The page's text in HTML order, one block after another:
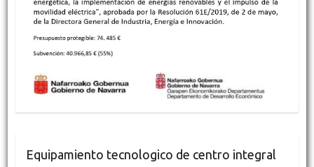
Equipamiento tecnologico de centro integral